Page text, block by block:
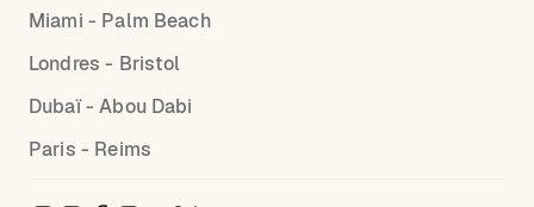
Miami - Palm Beach
Londres - Bristol
Dubaï - Abou Dabi
Paris - Reims